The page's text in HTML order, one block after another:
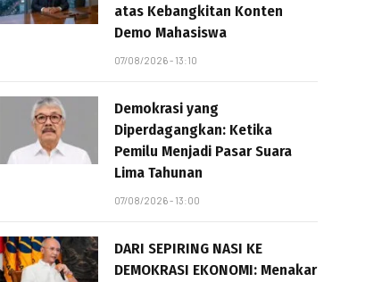
atas Kebangkitan Konten
Demo Mahasiswa
07/08/2026 - 13:10
Demokrasi yang
Diperdagangkan: Ketika
Pemilu Menjadi Pasar Suara
Lima Tahunan
07/08/2026 - 13:00
DARI SEPIRING NASI KE
DEMOKRASI EKONOMI: Menakar